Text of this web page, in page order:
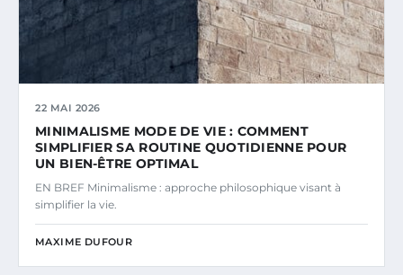
22 MAI 2026
MINIMALISME MODE DE VIE : COMMENT
SIMPLIFIER SA ROUTINE QUOTIDIENNE POUR
UN BIEN-ÊTRE OPTIMAL
EN BREF Minimalisme : approche philosophique visant à
simplifier la vie.
MAXIME DUFOUR